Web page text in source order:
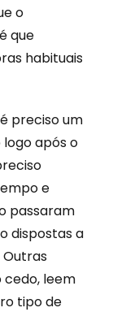
o
que
habituais
preciso um
após o
e
passaram
dispostas a
Outras
leem
tipo de